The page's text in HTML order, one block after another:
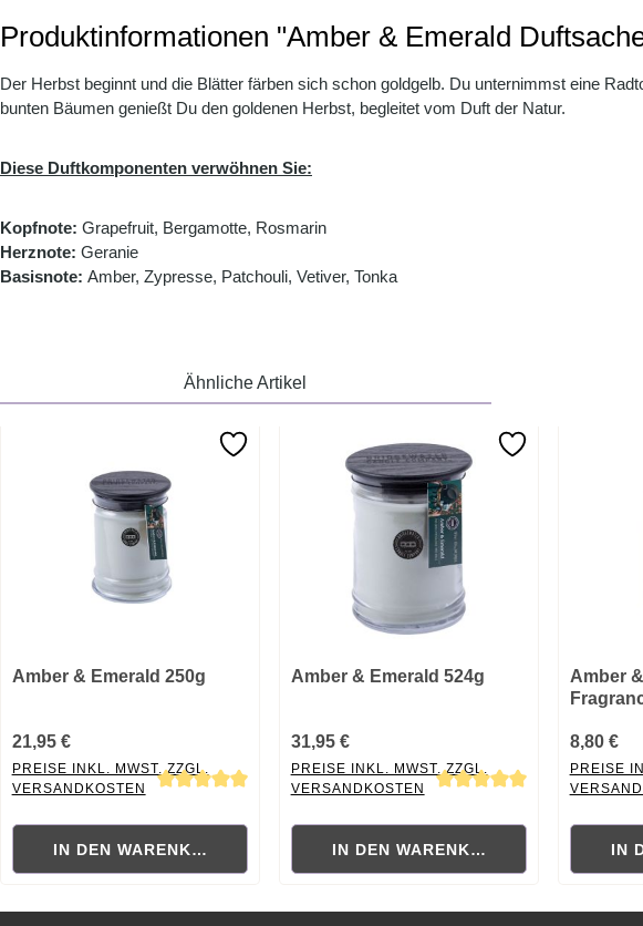
Produktinformationen "Amber & Emerald
Der Herbst beginnt und die Blätter färben sich schon goldgelb. Du unternimmst eine
bunten Bäumen genießt Du den goldenen Herbst, begleitet vom Duft der Natur.
Diese Duftkomponenten verwöhnen Sie:
Kopfnote: Grapefruit, Bergamotte, Rosmarin
Herznote: Geranie
Basisnote: Amber, Zypresse, Patchouli, Vetiver, Tonka
Ähnliche Artikel
Amber & Emerald 250g
21,95 €
PREISE INKL. MWST. ZZGL.
VERSANDKOSTEN
IN DEN WARENKORB
Amber & Emerald 524g
31,95 €
PREISE INKL. MWST. ZZGL.
VERSANDKOSTEN
IN DEN WARENKORB
Amber
8,80 €
PREISE
IN